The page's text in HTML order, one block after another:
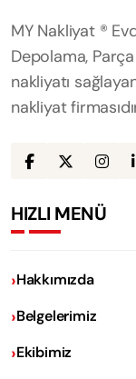
MY Nakliyat ®
Depolama,
nakliyatı
nakliyat
HIZLI MENÜ
Hakkımızda
Belgelerimiz
Ekibimiz